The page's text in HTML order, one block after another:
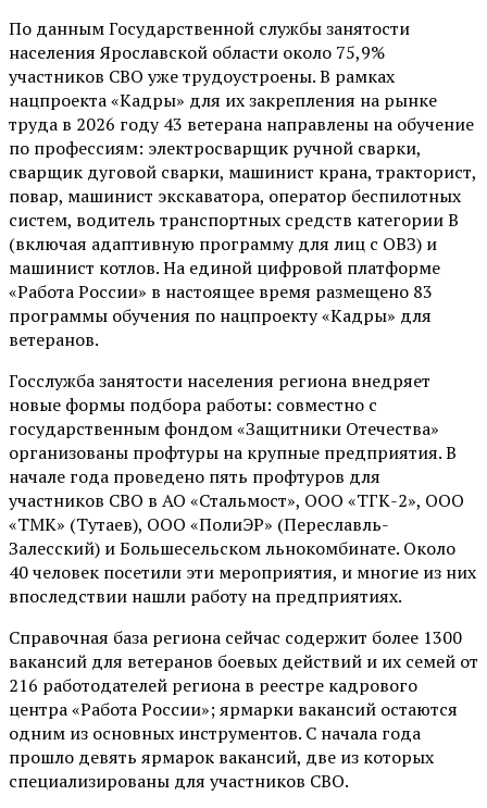
По данным Государственной службы занятости
населения Ярославской области около 75,9%
участников СВО уже трудоустроены. В рамках
нацпроекта «Кадры» для их закрепления на рынке
труда в 2026 году 43 ветерана направлены на обучение
по профессиям: электросварщик ручной сварки,
сварщик дуговой сварки, машинист крана, тракторист,
повар, машинист экскаватора, оператор беспилотных
систем, водитель транспортных средств категории В
(включая адаптивную программу для лиц с ОВЗ) и
машинист котлов. На единой цифровой платформе
«Работа России» в настоящее время размещено 83
программы обучения по нацпроекту «Кадры» для
ветеранов.
Госслужба занятости населения региона внедряет
новые формы подбора работы: совместно с
государственным фондом «Защитники Отечества»
организованы профтуры на крупные предприятия. В
начале года проведено пять профтуров для
участников СВО в АО «Стальмост», ООО «ТГК-2», ООО
«ТМК» (Тутаев), ООО «ПолиЭР» (Переславль-
Залесский) и Большесельском льнокомбинате. Около
40 человек посетили эти мероприятия, и многие из них
впоследствии нашли работу на предприятиях.
Справочная база региона сейчас содержит более 1300
вакансий для ветеранов боевых действий и их семей от
216 работодателей региона в реестре кадрового
центра «Работа России»; ярмарки вакансий остаются
одним из основных инструментов. С начала года
прошло девять ярмарок вакансий, две из которых
специализированы для участников СВО.